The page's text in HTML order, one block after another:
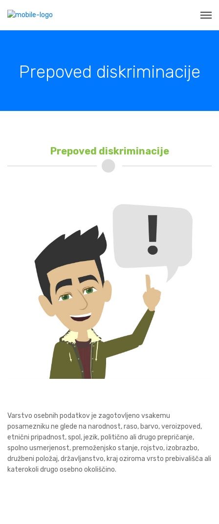
Prepoved diskriminacije
Prepoved diskriminacije
Varstvo osebnih podatkov je zagotovljeno vsakemu
posamezniku ne glede na narodnost, raso, barvo, veroizpoved,
etnični pripadnost, spol, jezik, politično ali drugo prepričanje,
spolno usmerjenost, premoženjsko stanje, rojstvo, izobrazbo,
družbeni položaj, državljanstvo, kraj oziroma vrsto prebivališča ali
katerokoli drugo osebno okoliščino.